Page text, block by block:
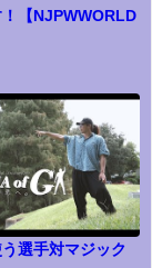
【NJPWWORLD
選手対マジック